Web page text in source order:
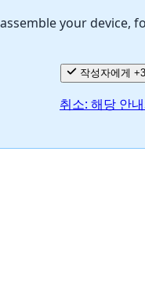
your device,
작성자에게
취소: 해당 안